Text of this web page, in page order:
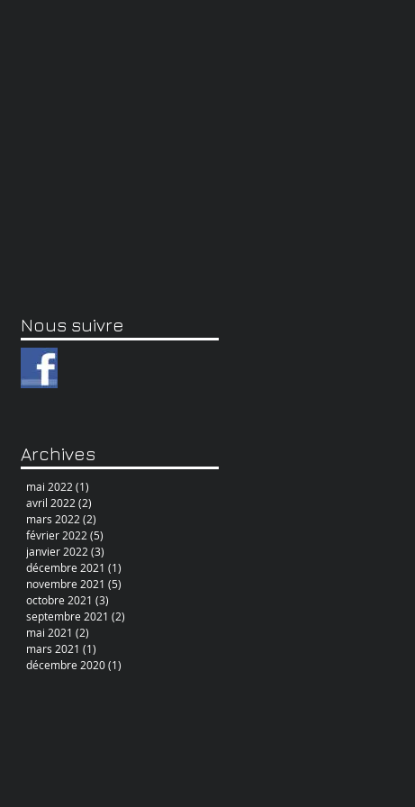
Nous suivre
Archives
mai 2022 (1)
avril 2022 (2)
mars 2022 (2)
février 2022 (5)
janvier 2022 (3)
décembre 2021 (1)
novembre 2021 (5)
octobre 2021 (3)
septembre 2021 (2)
mai 2021 (2)
mars 2021 (1)
décembre 2020(1)